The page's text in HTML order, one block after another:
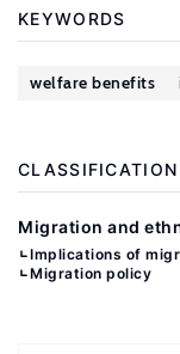
KEYWORDS
welfare benefits
CLASSIFICATION
Migration and
Implications of
Migration policy